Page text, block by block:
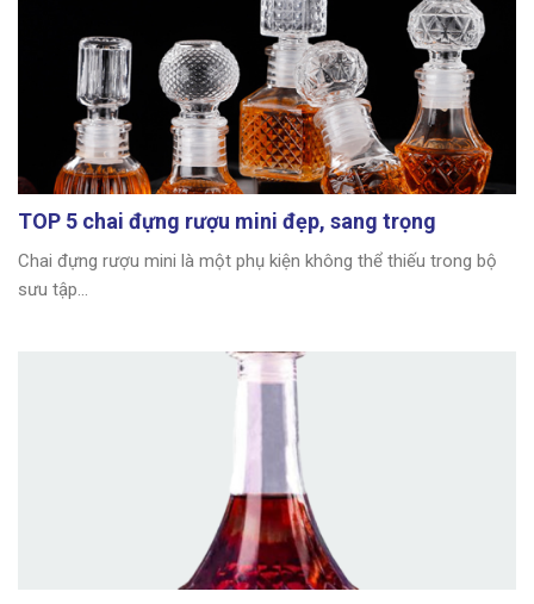
TOP 5 chai đựng rượu mini đẹp, sang trọng
Chai đựng rượu mini là một phụ kiện không thể thiếu trong bộ
sưu tập...